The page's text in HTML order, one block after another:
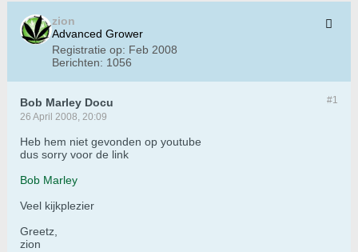
zion
Advanced Grower
Registratie op: Feb 2008
Berichten: 1056
#1
Bob Marley Docu
26 April 2008, 20:09
Heb hem niet gevonden op youtube
dus sorry voor de link
Bob Marley
Veel kijkplezier
Greetz,
zion